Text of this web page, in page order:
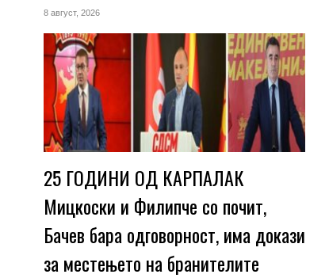
8 август, 2026
25 ГОДИНИ ОД КАРПАЛАК
Мицкоски и Филипче со почит,
Бачев бара одговорност, има докази
за местењето на бранителите